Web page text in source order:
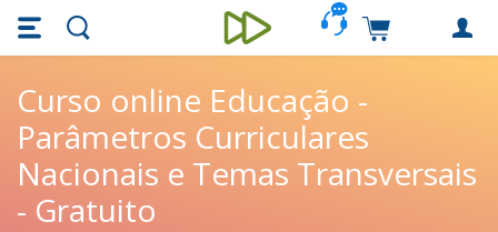
Skip main navigation
Skip to main content
Unieducar
Carrinho de
Curso online Educação -
Parâmetros Curriculares
Nacionais e Temas Transversais
- Gratuito